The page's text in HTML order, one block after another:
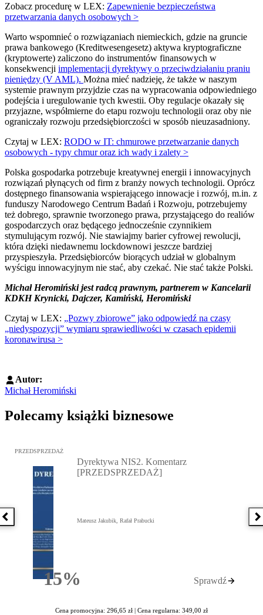
Zobacz procedurę w LEX: Zapewnienie bezpieczeństwa
przetwarzania danych osobowych >
Warto wspomnieć o rozwiązaniach niemieckich, gdzie na gruncie
prawa bankowego (Kreditwesengesetz) aktywa kryptograficzne
(kryptowerte) zaliczono do instrumentów finansowych w
konsekwencji implementacji dyrektywy o przeciwdziałaniu praniu
pieniędzy (V AML). Można mieć nadzieję, że także w naszym
systemie prawnym przyjdzie czas na wypracowania odpowiedniego
podejścia i uregulowanie tych kwestii. Oby regulacje okazały się
przyjazne, współmierne do etapu rozwoju technologii oraz oby nie
ograniczały rozwoju przedsiębiorczości w sposób nieuzasadniony.
Czytaj w LEX: RODO w IT: chmurowe przetwarzanie danych
osobowych - typy chmur oraz ich wady i zalety >
Polska gospodarka potrzebuje kreatywnej energii i innowacyjnych
rozwiązań płynących od firm z branży nowych technologii. Oprócz
dostępnego finansowania wspierającego innowacje i rozwój, m.in. z
funduszy Narodowego Centrum Badań i Rozwoju, potrzebujemy
też dobrego, sprawnie tworzonego prawa, przystającego do realiów
gospodarczych oraz będącego jednocześnie czynnikiem
stymulującym rozwój. Nie stawiajmy barier cyfrowej rewolucji,
która dzięki niedawnemu lockdownowi jeszcze bardziej
przyspieszyła. Przedsiębiorców biorących udział w globalnym
wyścigu innowacyjnym nie stać, aby czekać. Nie stać także Polski.
Michał Heromiński jest radcą prawnym, partnerem w Kancelarii
KDKH Krynicki, Dajczer, Kamiński, Heromiński
Czytaj w LEX: „Pozwy zbiorowe” jako odpowiedź na czasy
„niedyspozycji” wymiaru sprawiedliwości w czasach epidemii
koronawirusa >
Autor:
Michał Heromiński
Polecamy książki biznesowe
Poprzednia książka
Przejdź do: Dyrektywa NIS2. Komentarz [PRZEDSPRZEDAŻ],
PRZEDSPRZEDAŻ
15%Rabatu
Dyrektywa NIS2. Komentarz
[PRZEDSPRZEDAŻ]
Mateusz Jakubik, Rafał Prabucki
Sprawdź
Cena promocyjna: 296,65 zł | Cena regularna: 349,00 zł